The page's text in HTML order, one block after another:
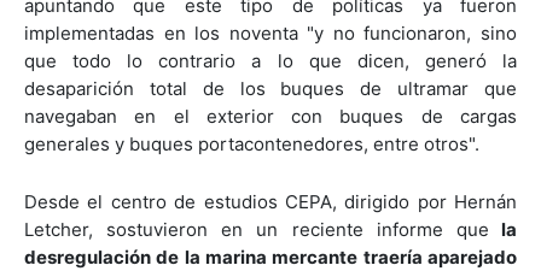
apuntando que este tipo de políticas ya fueron
implementadas en los noventa "y no funcionaron, sino
que todo lo contrario a lo que dicen, generó la
desaparición total de los buques de ultramar que
navegaban en el exterior con buques de cargas
generales y buques portacontenedores, entre otros".
Desde el centro de estudios CEPA, dirigido por Hernán
Letcher, sostuvieron en un reciente informe que la
desregulación de la marina mercante traería aparejado